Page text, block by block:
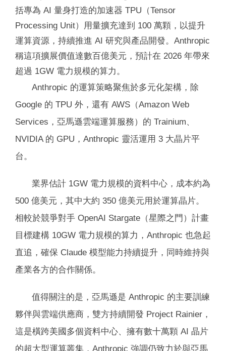
括專為 AI 量身打造的加速器 TPU（Tensor
Processing Unit）用量擴充達到 100 萬顆，以提升
運算資源，持續推進 AI 研究與產品開發。Anthropic
稱這項擴展價值達數百億美元，預計在 2026 年帶來
超過 1GW 電力規模的算力。
Anthropic 的運算策略聚焦於多元化架構，除
Google 的 TPU 外，還有 AWS（Amazon Web
Services，亞馬遜雲端運算服務）的 Trainium、
NVIDIA 的 GPU，Anthropic 靈活運用 3 大晶片平
台。
業界估計 1GW 電力規模的資料中心，成本約為
500 億美元，其中大約 350 億美元用於運算晶片。
相較於競爭對手 OpenAI Stargate（星際之門）計畫
目標建構 10GW 電力規模的算力，Anthropic 也急起
直追，確保 Claude 模型能力持續提升，同時維持與
產業各方的合作關係。
值得關注的是，亞馬遜是 Anthropic 的主要訓練
夥伴與雲端供應商，雙方持續開發 Project Rainier，
這是橫跨美國多個資料中心、擁有數十萬顆 AI 晶片
的超大型運算叢集，Anthropic 強調仍致力於與亞馬